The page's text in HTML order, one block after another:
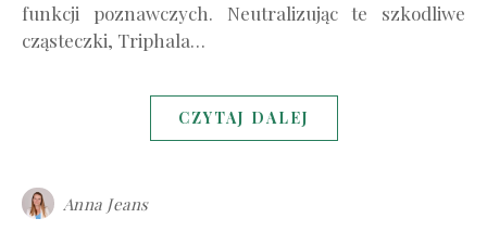
funkcji poznawczych. Neutralizując te szkodliwe
cząsteczki, Triphala…
CZYTAJ DALEJ
Anna Jeans